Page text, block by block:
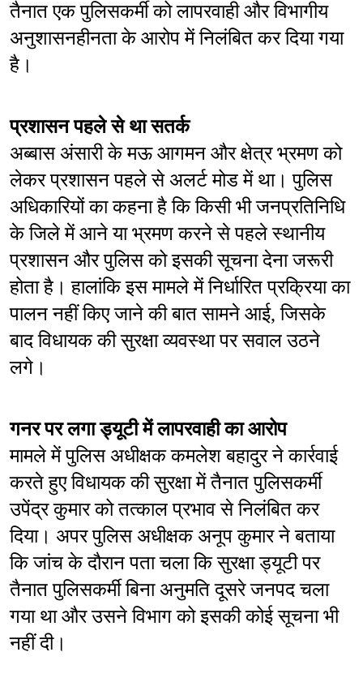
तैनात एक पुलिसकर्मी को लापरवाही और विभागीय
अनुशासनहीनता के आरोप में निलंबित कर दिया गया
है।
प्रशासन पहले से था सतर्क
अब्बास अंसारी के मऊ आगमन और क्षेत्र भ्रमण को
लेकर प्रशासन पहले से अलर्ट मोड में था। पुलिस
अधिकारियों का कहना है कि किसी भी जनप्रतिनिधि
के जिले में आने या भ्रमण करने से पहले स्थानीय
प्रशासन और पुलिस को इसकी सूचना देना जरूरी
होता है। हालांकि इस मामले में निर्धारित प्रक्रिया का
पालन नहीं किए जाने की बात सामने आई, जिसके
बाद विधायक की सुरक्षा व्यवस्था पर सवाल उठने
लगे।
गनर पर लगा ड्यूटी में लापरवाही का आरोप
मामले में पुलिस अधीक्षक कमलेश बहादुर ने कार्रवाई
करते हुए विधायक की सुरक्षा में तैनात पुलिसकर्मी
उपेंद्र कुमार को तत्काल प्रभाव से निलंबित कर
दिया। अपर पुलिस अधीक्षक अनूप कुमार ने बताया
कि जांच के दौरान पता चला कि सुरक्षा ड्यूटी पर
तैनात पुलिसकर्मी बिना अनुमति दूसरे जनपद चला
गया था और उसने विभाग को इसकी कोई सूचना भी
नहीं दी।